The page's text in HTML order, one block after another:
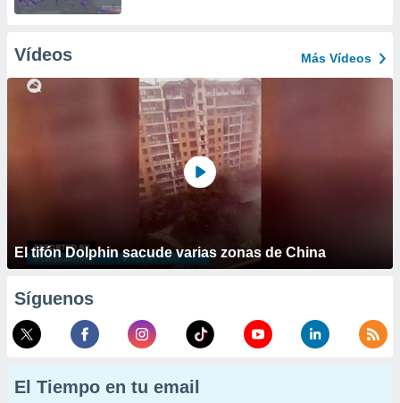
Vídeos Más Vídeos
El tifón Dolphin sacude varias zonas de China
Síguenos
El Tiempo en tu email